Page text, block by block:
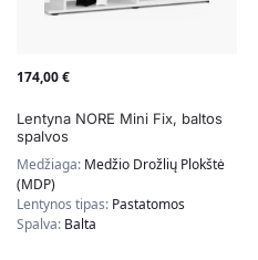
174,00€
Lentyna NORE Mini Fix, baltos
spalvos
Medžiaga: Medžio Drožlių Plokštė
(MDP)
Lentynos tipas: Pastatomos
Spalva: Balta